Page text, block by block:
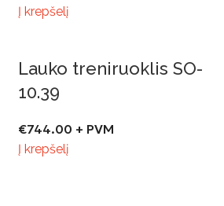
Į krepšelį
Lauko treniruoklis SO-
10.39
€744.00 + PVM
Į krepšelį